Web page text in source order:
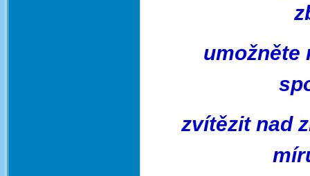
umožněte
zvítězit nad